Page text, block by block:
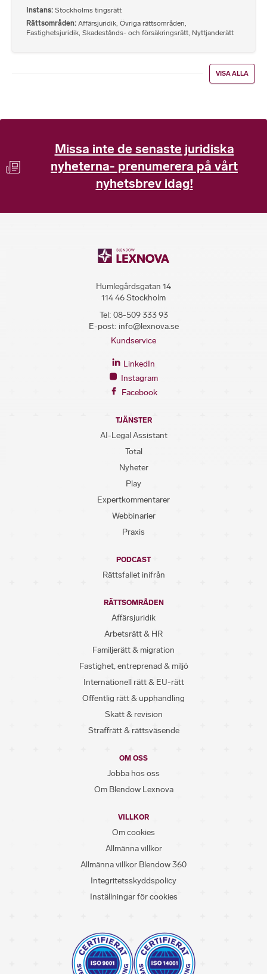
Instans Stockholms tingsrätt
Rättsområden Affärsjuridik, Övriga rättsområden,
Fastighetsjuridik, Skadestånds- och försäkringsrätt, Nyttjanderätt
VISA ALLA
Missa inte de senaste juridiska
nyheterna- prenumerera på vårt
nyhetsbrev idag!
Humlegårdsgatan 14
114 46 Stockholm
Tel: 08-509 333 93
E-post: info@lexnova.se
Kundservice
LinkedIn
Instagram
Facebook
TJÄNSTER
AI-Legal Assistant
Total
Nyheter
Play
Expertkommentarer
Webbinarier
Praxis
PODCAST
Rättsfallet inifrån
RÄTTSOMRÅDEN
Affärsjuridik
Arbetsrätt & HR
Familjerätt & migration
Fastighet, entreprenad & miljö
Internationell rätt & EU-rätt
Offentlig rätt & upphandling
Skatt & revision
Straffrätt & rättsväsende
OM OSS
Jobba hos oss
Om Blendow Lexnova
VILLKOR
Om cookies
Allmänna villkor
Allmänna villkor Blendow 360
Integritetsskyddspolicy
Inställningar för cookies